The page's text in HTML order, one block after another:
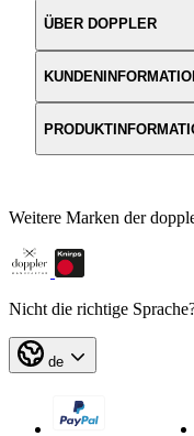
ÜBER DOPPLER
Weitere Marken der
Nicht die richtige
de